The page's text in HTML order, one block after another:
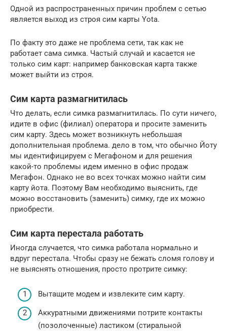
Одной из распространенных причин проблем с сетью
является выход из строя сим карты Yota.
По факту это даже не проблема сети, так как не
работает сама симка. Частый случай и касается не
только сим карт: например банковская карта также
может выйти из строя.
Сим карта размагнитилась
Что делать, если симка размагнитилась. По сути ничего,
идите в офис (филиал) оператора и просите заменить
сим карту. Здесь может возникнуть небольшая
дополнительная проблема. дело в том, что обычно Йоту
мы идентифицируем с Мегафоном и для решения
какой-то проблемы идем именно в офис продаж
Мегафон. Однако не во всех точках можно найти сим
карту йота. Поэтому Вам необходимо выяснить, где
можно восстановить (заменить) симку, где их можно
приобрести.
Сим карта перестала работать
Иногда случается, что симка работала нормально и
вдруг перестала. Чтобы сразу не бежать сломя голову и
не выяснять отношения, просто протрите симку:
Вытащите модем и извлеките сим карту.
Аккуратными движениями потрите контакты
(позолоченные) ластиком (стиральной